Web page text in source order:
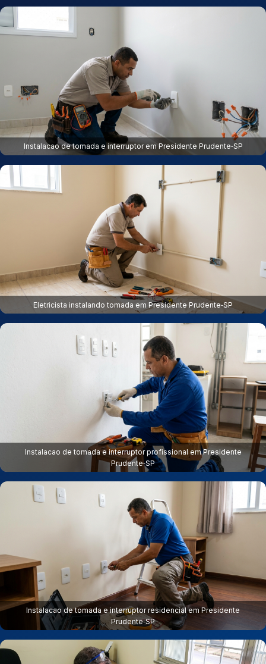
Instalacao de tomada e interruptor em Presidente Prudente‑SP
Eletricista instalando tomada em Presidente Prudente‑SP
Instalacao de tomada e interruptor profissional em Presidente
Prudente‑SP
Instalacao de tomada e interruptor residencial em Presidente
Prudente‑SP